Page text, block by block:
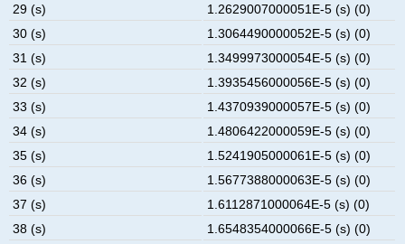
29 (s)
1.2629007000051E-5 (s) (0)
30 (s)
1.3064490000052E-5 (s) (0)
31 (s)
1.3499973000054E-5 (s) (0)
32 (s)
1.3935456000056E-5 (s) (0)
33 (s)
1.4370939000057E-5 (s) (0)
34 (s)
1.4806422000059E-5 (s) (0)
35 (s)
1.5241905000061E-5 (s) (0)
36 (s)
1.5677388000063E-5 (s) (0)
37 (s)
1.6112871000064E-5 (s) (0)
38 (s)
1.6548354000066E-5 (s) (0)